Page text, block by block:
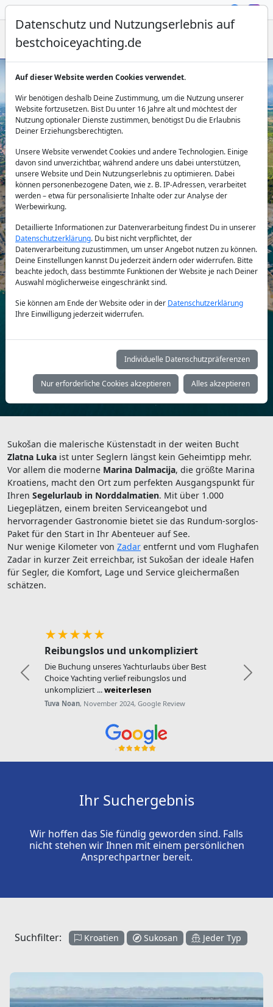
Yachtcharter Sukosan Segelurlaub ab
Marina Dalmacija
Land:
Reiseziel:
Yachttyp:
Suchen
Sukošan die malerische Küstenstadt in der weiten Bucht
Zlatna Luka ist unter Seglern längst kein Geheimtipp mehr.
Vor allem die moderne Marina Dalmacija, die größte Marina
Kroatiens, macht den Ort zum perfekten Ausgangspunkt für
Ihren Segelurlaub in Norddalmatien. Mit über 1.000
Liegeplätzen, einem breiten Serviceangebot und
hervorragender Gastronomie bietet sie das Rundum-sorglos-
Paket für den Start in Ihr Abenteuer auf See.
Nur wenige Kilometer von Zadar entfernt und vom Flughafen
Zadar in kurzer Zeit erreichbar, ist Sukošan der ideale Hafen
für Segler, die Komfort, Lage und Service gleichermaßen
schätzen.
★★★★★
Reibungslos und unkompliziert
Die Buchung unseres Yachturlaubs über Best
Choice Yachting verlief reibungslos und
unkompliziert ...weiterlesen
Tuva Noan, November 2024, Google Review
Zurück
Ihr Suchergebnis
Wir hoffen das Sie fündig geworden sind. Falls
nicht stehen wir Ihnen mit einem persönlichen
Ansprechpartner bereit.
Suchfilter: Kroatien Sukosan Jeder Typ
Datenschutz und Nutzungserlebnis auf
bestchoiceyachting.de
Auf dieser Website werden Cookies verwendet.
Wir benötigen deshalb Deine Zustimmung, um die Nutzung unserer
Website fortzusetzen. Bist Du unter 16 Jahre alt und möchtest der
Nutzung optionaler Dienste zustimmen, benötigst Du die Erlaubnis
Deiner Erziehungsberechtigten.
Unsere Website verwendet Cookies und andere Technologien. Einige
davon sind unverzichtbar, während andere uns dabei unterstützen,
unsere Website und Dein Nutzungserlebnis zu optimieren. Dabei
können personenbezogene Daten, wie z. B. IP-Adressen, verarbeitet
werden – etwa für personalisierte Inhalte oder zur Analyse der
Werbewirkung.
Detaillierte Informationen zur Datenverarbeitung findest Du in unserer
Datenschutzerklärung. Du bist nicht verpflichtet, der
Datenverarbeitung zuzustimmen, um unser Angebot nutzen zu können.
Deine Einstellungen kannst Du jederzeit ändern oder widerrufen. Bitte
beachte jedoch, dass bestimmte Funktionen der Website je nach Deiner
Auswahl möglicherweise eingeschränkt sind.
Sie können am Ende der Website oder in der Datenschutzerklärung
Ihre Einwilligung jederzeit widerrufen.
Individuelle Datenschutzpräferenzen
Nur erforderliche Cookies akzeptieren Alles akzeptieren